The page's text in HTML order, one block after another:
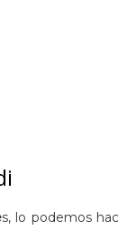
s, lo podemos